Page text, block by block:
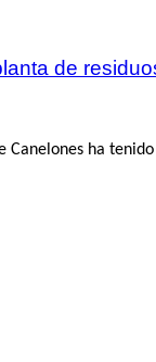
de
Canelones ha